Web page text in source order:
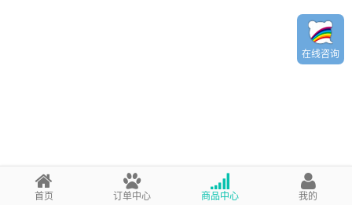
在线咨询
首页 订单中心 商品中心 我的